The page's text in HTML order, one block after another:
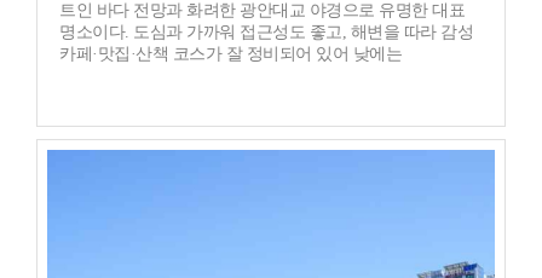
트인 바다 전망과 화려한 광안대교 야경으로 유명한 대표
명소이다. 도심과 가까워 접근성도 좋고, 해변을 따라 감성
카페·맛집·산책 코스가 잘 정비되어 있어 낮에는